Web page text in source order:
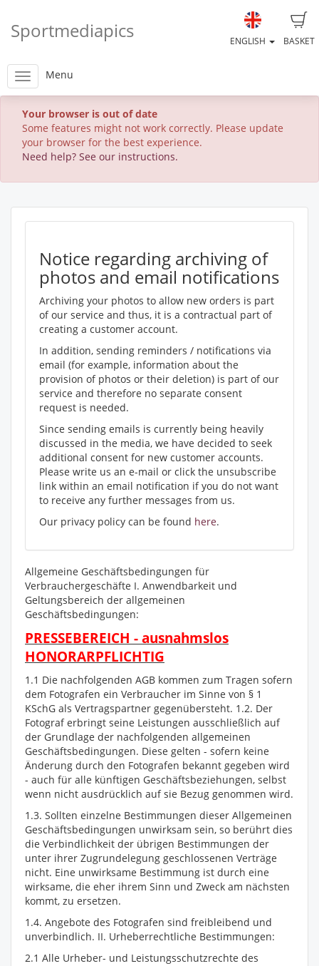
Sportmediapics BASKET
ENGLISH
Menu
Your browser is out of date
Some features might not work correctly. Please update
your browser for the best experience.
Need help? See our instructions.
Notice regarding archiving of
photos and email notifications
Archiving your photos to allow new orders is part
of our service and thus, it is a contractual part of
creating a customer account.
In addition, sending reminders / notifications via
email (for example, information about the
provision of photos or their deletion) is part of our
service and therefore no separate consent
request is needed.
Since sending emails is currently being heavily
discussed in the media, we have decided to seek
additional consent for new customer accounts.
Please write us an e-mail or click the unsubscribe
link within an email notification if you do not want
to receive any further messages from us.
Our privacy policy can be found here.
Allgemeine Geschäftsbedingungen für
Verbrauchergeschäfte I. Anwendbarkeit und
Geltungsbereich der allgemeinen
Geschäftsbedingungen:
PRESSEBEREICH - ausnahmslos
HONORARPFLICHTIG
1.1 Die nachfolgenden AGB kommen zum Tragen sofern
dem Fotografen ein Verbraucher im Sinne von § 1
KSchG als Vertragspartner gegenübersteht. 1.2. Der
Fotograf erbringt seine Leistungen ausschließlich auf
der Grundlage der nachfolgenden allgemeinen
Geschäftsbedingungen. Diese gelten - sofern keine
Änderung durch den Fotografen bekannt gegeben wird
- auch für alle künftigen Geschäftsbeziehungen, selbst
wenn nicht ausdrücklich auf sie Bezug genommen wird.
1.3. Sollten einzelne Bestimmungen dieser Allgemeinen
Geschäftsbedingungen unwirksam sein, so berührt dies
die Verbindlichkeit der übrigen Bestimmungen der
unter ihrer Zugrundelegung geschlossenen Verträge
nicht. Eine unwirksame Bestimmung ist durch eine
wirksame, die eher ihrem Sinn und Zweck am nächsten
kommt, zu ersetzen.
1.4. Angebote des Fotografen sind freibleibend und
unverbindlich. II. Urheberrechtliche Bestimmungen:
2.1 Alle Urheber- und Leistungsschutzrechte des